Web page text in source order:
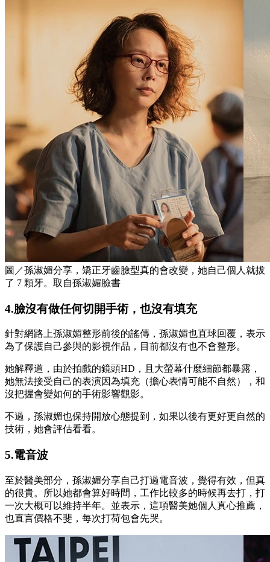
圖／孫淑媚分享，矯正牙齒臉型真的會改變，她自己個人就拔
了 7 顆牙。取自孫淑媚臉書
4.臉沒有做任何切開手術，也沒有填充
針對網路上孫淑媚整形前後的謠傳， 孫淑媚也直球回覆， 表示
為了保護自己參與的影視作品，目前都沒有也不會整形。
她解釋道，由於拍戲的鏡頭HD，且大螢幕什麼細節都暴露，
她無法接受自己的表演因為填充（擔心表情可能不自然），和
沒把握會變如何的手術影響觀影。
不過，孫淑媚也保持開放心態提到， 如果以後有更好更自然的
技術，她會評估看看。
5.電音波
至於醫美部分，孫淑媚分享自己打過電音波，覺得有效，但真
的很貴。所以她都會算好時間，工作比較多的時候再去打，打
一次大概可以維持半年。並表示，這項醫美她個人真心推薦，
也直言價格不斐，每次打荷包會先哭。